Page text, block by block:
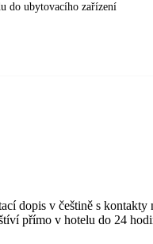
do ubytovacího zařízení
dopis v češtině s kontakty
přímo v hotelu do 24